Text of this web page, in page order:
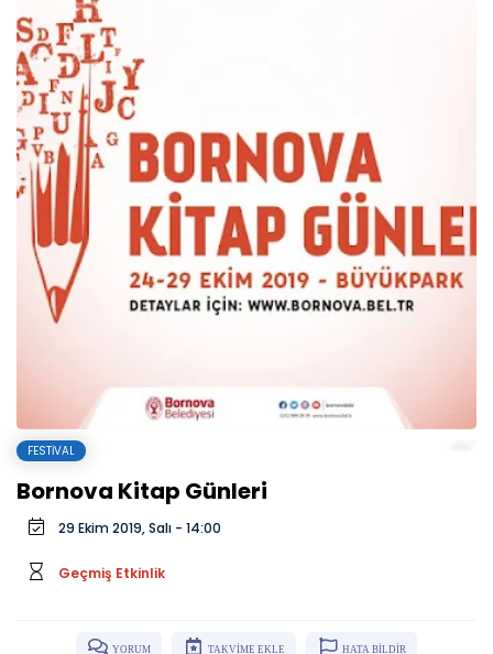
FESTIVAL
Bornova Kitap Günleri
29 Ekim 2019, Salı - 14:00
Geçmiş Etkinlik
YORUM TAKVİME EKLE HATA BİLDİR